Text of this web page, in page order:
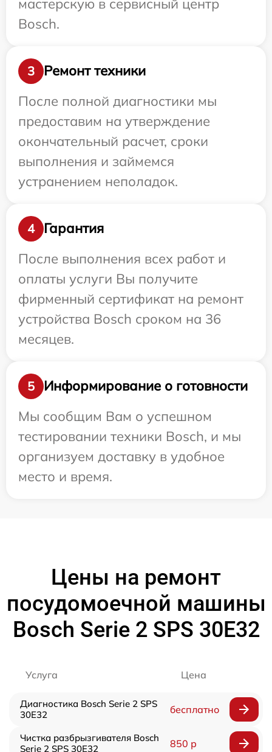
мастерскую в сервисный центр
Bosch.
3
Ремонт техники
После полной диагностики мы
предоставим на утверждение
окончательный расчет, сроки
выполнения и займемся
устранением неполадок.
4
Гарантия
После выполнения всех работ и
оплаты услуги Вы получите
фирменный сертификат на ремонт
устройства Bosch сроком на 36
месяцев.
5
Информирование о готовности
Мы сообщим Вам о успешном
тестировании техники Bosch, и мы
организуем доставку в удобное
место и время.
Цены на ремонт
посудомоечной машины
Bosch Serie 2 SPS 30E32
Услуга Цена
Диагностика Bosch Serie 2 SPS
30E32
бесплатно
Чистка разбрызгивателя Bosch
Serie 2 SPS 30E32
850 р